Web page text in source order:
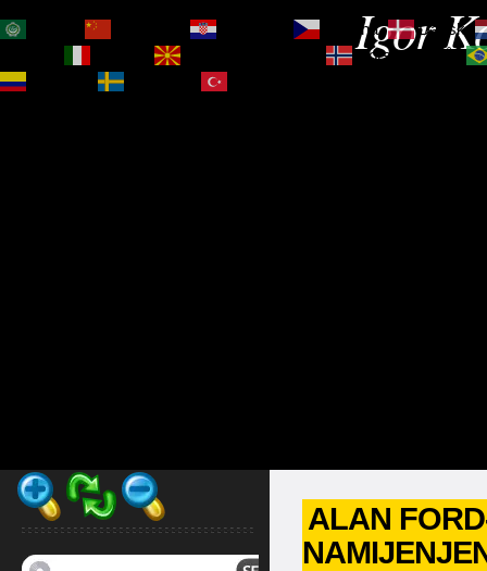
Igor
ALAN
Čeština‎
Dansk
Norsk bokmål